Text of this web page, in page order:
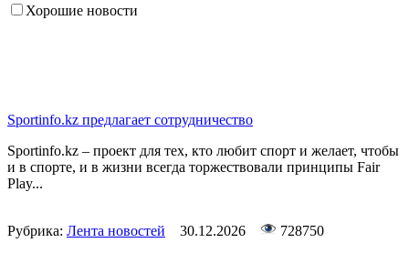
Хорошие новости
Sportinfo.kz предлагает сотрудничество
Sportinfo.kz – проект для тех, кто любит спорт и желает, чтобы
и в спорте, и в жизни всегда торжествовали принципы Fair
Play...
Рубрика: Лента новостей 30.12.2026 728750